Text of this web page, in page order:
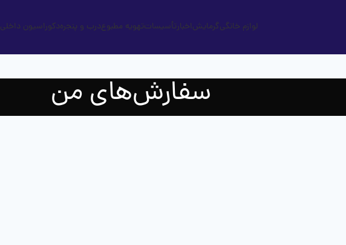
لوازم خانگیگرمایشاخبارتأسیساتتهویه مطبوعدرب و پنجرهدکوراسیون داخلی
سفارش‌های من